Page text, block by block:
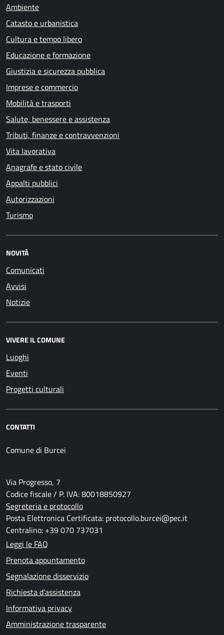
Ambiente
Catasto e urbanistica
Cultura e tempo libero
Educazione e formazione
Giustizia e sicurezza pubblica
Imprese e commercio
Mobilità e trasporti
Salute, benessere e assistenza
Tributi, finanze e contravvenzioni
Vita lavorativa
Anagrafe e stato civile
Appalti pubblici
Autorizzazioni
Turismo
NOVITÀ
Comunicati
Avvisi
Notizie
VIVERE IL COMUNE
Luoghi
Eventi
Progetti culturali
CONTATTI
Comune di Burcei
Via Progresso, 7
Codice fiscale / P. IVA: 80018850927
Segreteria e protocollo
Posta Elettronica Certificata: protocollo.burcei@pec.it
Centralino: +39 070 737031
Leggi le FAQ
Prenota appuntamento
Segnalazione disservizio
Richiesta d'assistenza
Informativa privacy
Amministrazione trasparente